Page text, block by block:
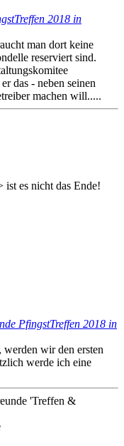
2018 in
man dort keine
reserviert sind.
das - neben seinen
machen will.....
es nicht das Ende!
PfingstTreffen 2018 in
wir den ersten
werde ich eine
'Treffen &